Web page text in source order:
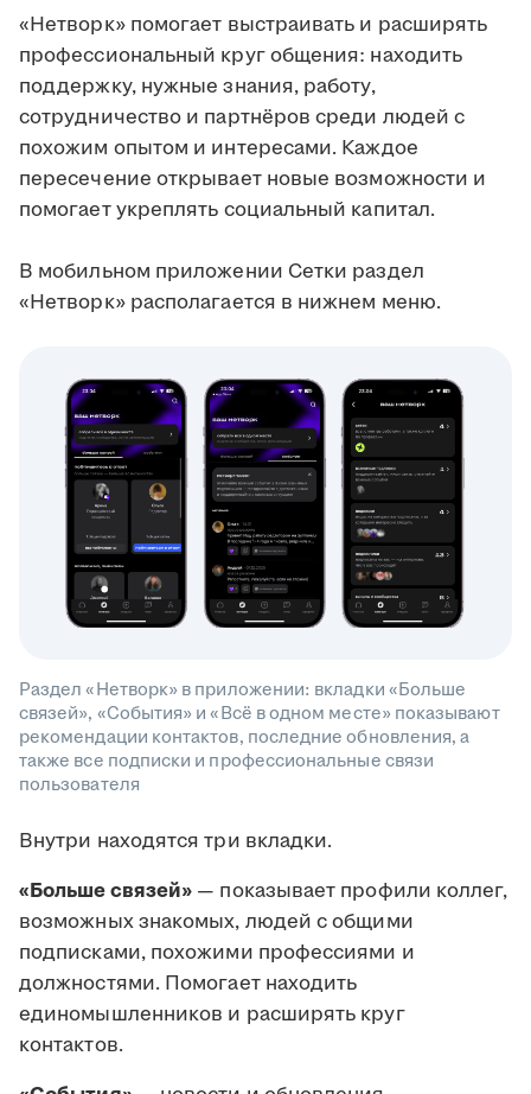
«Нетворк» помогает выстраивать и расширять
профессиональный круг общения: находить
поддержку, нужные знания, работу,
сотрудничество и партнёров среди людей с
похожим опытом и интересами. Каждое
пересечение открывает новые возможности и
помогает укреплять социальный капитал.
В мобильном приложении Сетки раздел
«Нетворк» располагается в нижнем меню.
Раздел «Нетворк» в приложении: вкладки «Больше
связей», «События» и «Всё в одном месте» показывают
рекомендации контактов, последние обновления, а
также все подписки и профессиональные связи
пользователя
Внутри находятся три вкладки.
«Больше связей» — показывает профили коллег,
возможных знакомых, людей с общими
подписками, похожими профессиями и
должностями. Помогает находить
единомышленников и расширять круг
контактов.